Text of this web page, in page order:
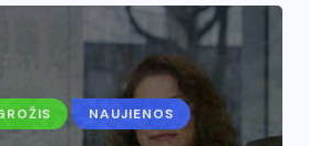
NAUJIENOS